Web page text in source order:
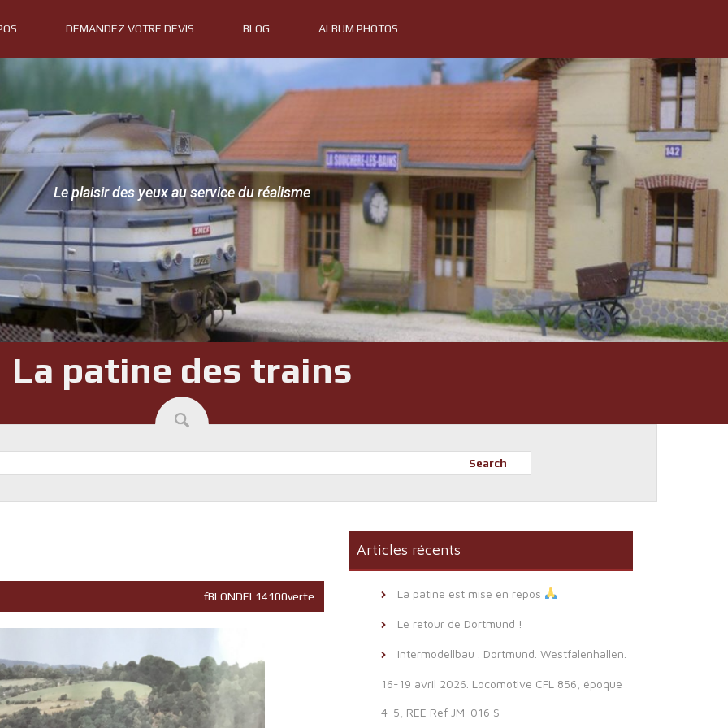
DEMANDEZ VOTRE DEVIS BLOG ALBUM PHOTOS
La patine des trains
Le plaisir des yeux au service du réalisme
Search
fBLONDEL14100verte
Articles récents
La patine est mise en repos
Le retour de Dortmund !
Intermodellbau . Dortmund. Westfalenhallen.
16-19 avril 2026. Locomotive CFL 856, époque
4-5, REE Ref JM-016 S